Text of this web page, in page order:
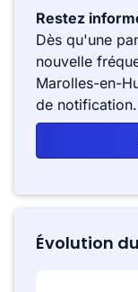
Restez
Dès qu'une
nouvelle
Marolles-en-
de notification.
Évolution